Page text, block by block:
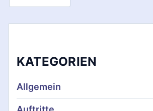
i
t
e
n
n
KATEGORIEN
Allgemein